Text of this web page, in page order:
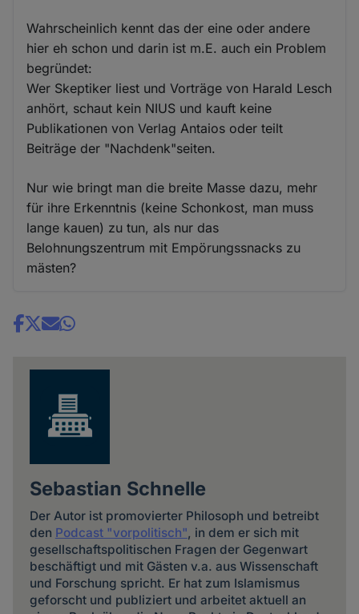
Wahrscheinlich kennt das der eine oder andere
hier eh schon und darin ist m.E. auch ein Problem
begründet:
Wer Skeptiker liest und Vorträge von Harald Lesch
anhört, schaut kein NIUS und kauft keine
Publikationen von Verlag Antaios oder teilt
Beiträge der "Nachdenk"seiten.
Nur wie bringt man die breite Masse dazu, mehr
für ihre Erkenntnis (keine Schonkost, man muss
lange kauen) zu tun, als nur das
Belohnungszentrum mit Empörungssnacks zu
mästen?
Share
Sebastian Schnelle
Der Autor ist promovierter Philosoph und betreibt
den Podcast "vorpolitisch", in dem er sich mit
gesellschaftspolitischen Fragen der Gegenwart
beschäftigt und mit Gästen v.a. aus Wissenschaft
und Forschung spricht. Er hat zum Islamismus
geforscht und publiziert und arbeitet aktuell an